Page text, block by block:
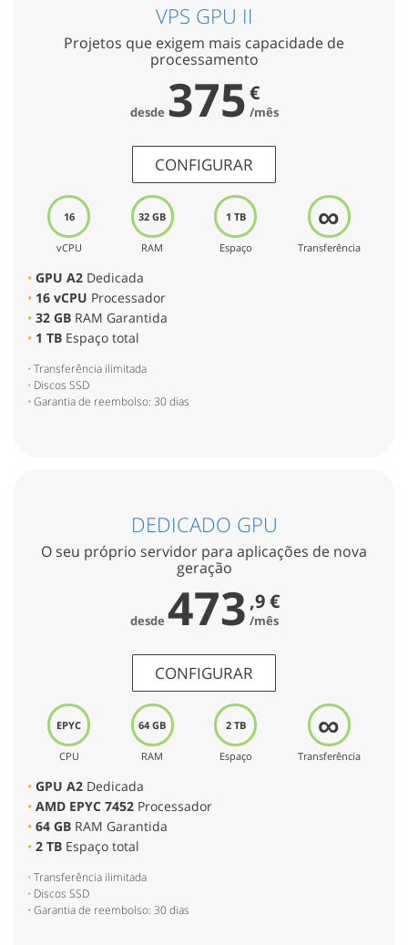
VPS GPU II
Projetos que exigem mais capacidade de
processamento
desde 375€
/mês
CONFIGURAR
16
vCPU
32 GB
RAM
1 TB
Espaço
∞
Transferência
GPU A2Dedicada
16 vCPU Processador
32 GBRAM Garantida
1 TBEspaço total
Transferência ilimitada
Discos SSD
Garantia de reembolso: 30 dias
DEDICADO GPU
O seu próprio servidor para aplicações de nova
geração
desde 473 ,9 €
/mês
CONFIGURAR
EPYC
CPU
64 GB
RAM
2 TB
Espaço
∞
Transferência
GPU A2Dedicada
AMD EPYC 7452Processador
64 GBRAM Garantida
2 TBEspaço total
Transferência ilimitada
Discos SSD
Garantia de reembolso: 30 dias